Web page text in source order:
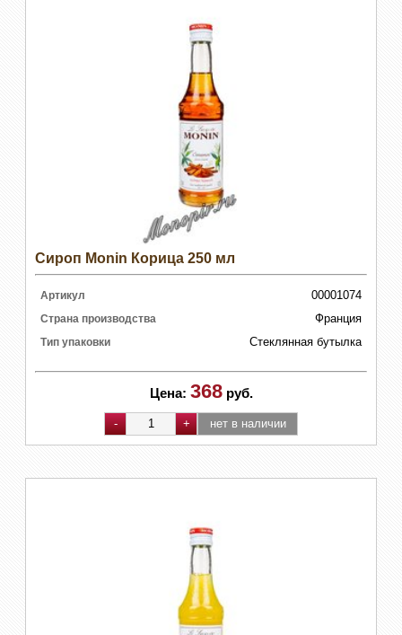
Сироп Monin Корица 250 мл
Артикул 00001074
Страна производства Франция
Тип упаковки Стеклянная бутылка
Цена: 368 руб.